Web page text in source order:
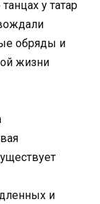
у татар
обряды и
жизни
и